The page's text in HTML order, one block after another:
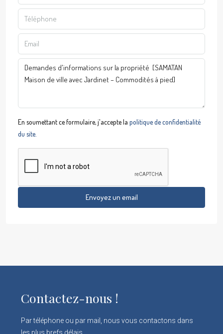
En soumettant ce formulaire, j'accepte la politique de confidentialité
du site.
Envoyez un email
Contactez-nous !
Par téléphone ou par mail, nous vous contactons dans
les plus brefs délais.